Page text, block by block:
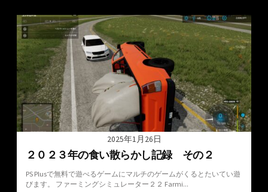
2025年1月26日
２０２３年の食い散らかし記録 その２
PS Plusで無料で遊べるゲームにマルチのゲームがくるとたいてい遊
びます。 ファーミングシミュレーター２２ Farmi...